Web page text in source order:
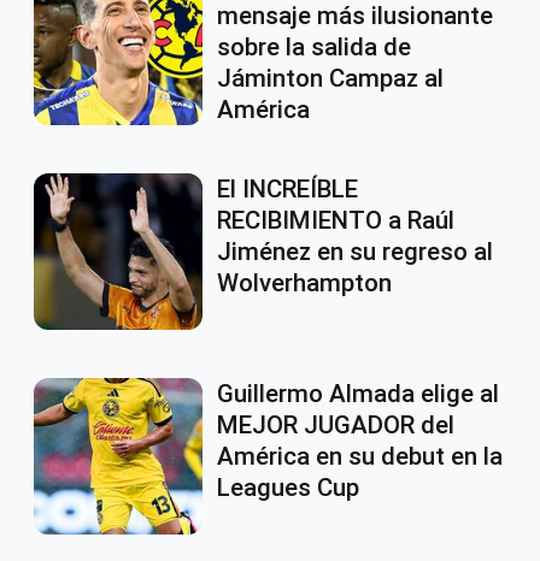
mensaje más ilusionante
sobre la salida de
Jáminton Campaz al
América
El INCREÍBLE
RECIBIMIENTO a Raúl
Jiménez en su regreso al
Wolverhampton
Guillermo Almada elige al
MEJOR JUGADOR del
América en su debut en la
Leagues Cup